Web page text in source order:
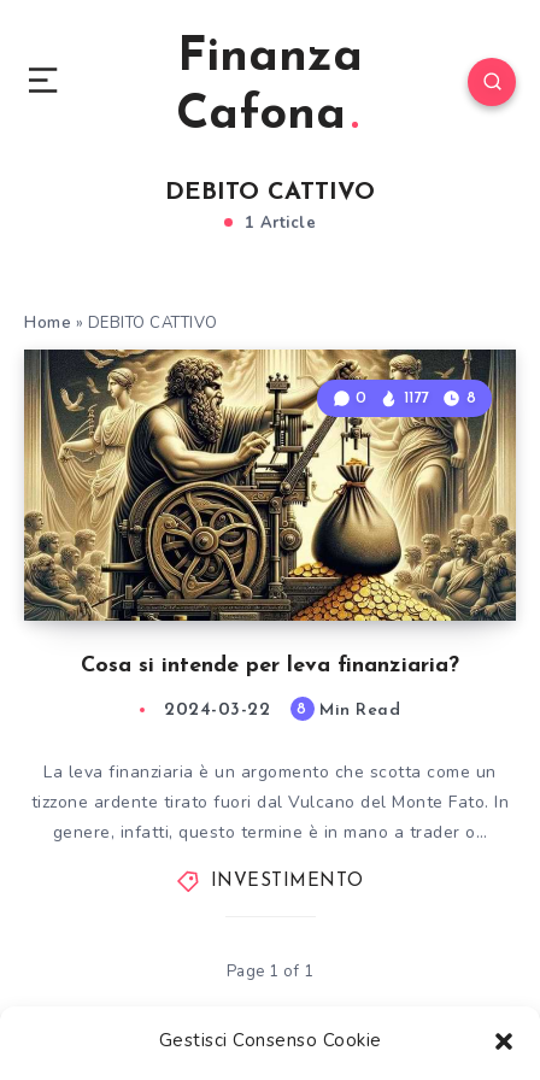
Gestisci Consenso Cookie
Finanza
Cafona
DEBITO CATTIVO
1 Article
Home » DEBITO CATTIVO
Cosa si intende per leva finanziaria?
0 1177 8
2024-03-22 8 Min Read
La leva finanziaria è un argomento che scotta come un
tizzone ardente tirato fuori dal Vulcano del Monte Fato. In
genere, infatti, questo termine è in mano a trader o…
INVESTIMENTO
Page 1 of 1